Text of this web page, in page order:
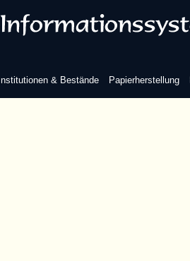
Institutionen & Bestände Papierherstellung